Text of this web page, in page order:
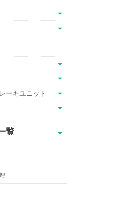
ーキユニット
覧